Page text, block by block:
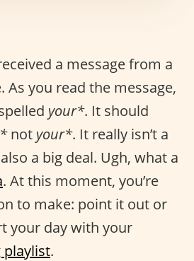
a message from a
As you read the message,
your*. It should
not your*. It really isn’t a
a big deal. Ugh, what a
. At this moment, you’re
to make: point it out or
your day with your
.